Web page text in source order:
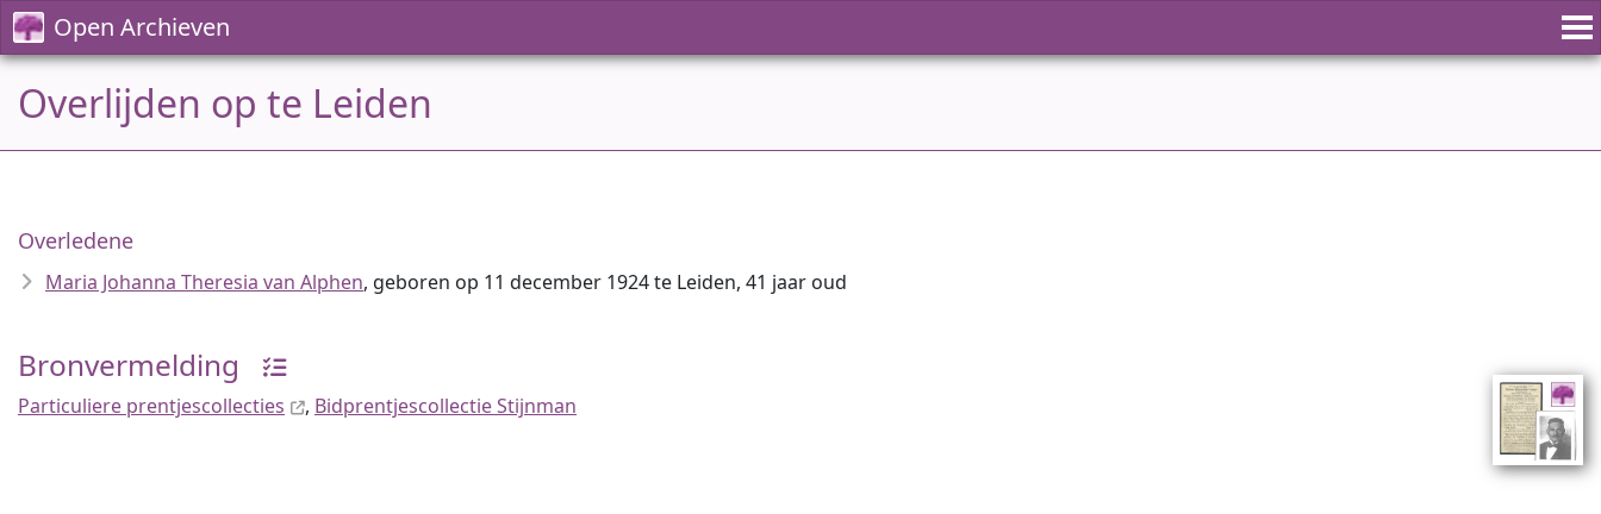
Open Archieven
Overlijden op te Leiden
Overledene
Maria Johanna Theresia van Alphen, geboren op 11 december 1924 te Leiden, 41 jaar oud
Bronvermelding
Particuliere prentjescollecties , Bidprentjescollectie Stijnman